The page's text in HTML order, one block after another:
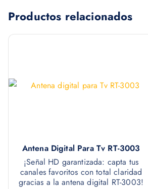
Productos relacionados
Antena Digital Para Tv RT-3003
¡Señal HD garantizada: capta tus
canales favoritos con total claridad
gracias a la antena digital RT-3003!